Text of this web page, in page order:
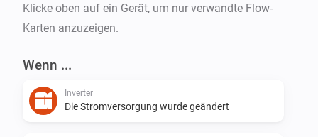
Klicke oben auf ein Gerät, um nur verwandte Flow-
Karten anzuzeigen.
Wenn ...
Inverter
Die Stromversorgung wurde geändert